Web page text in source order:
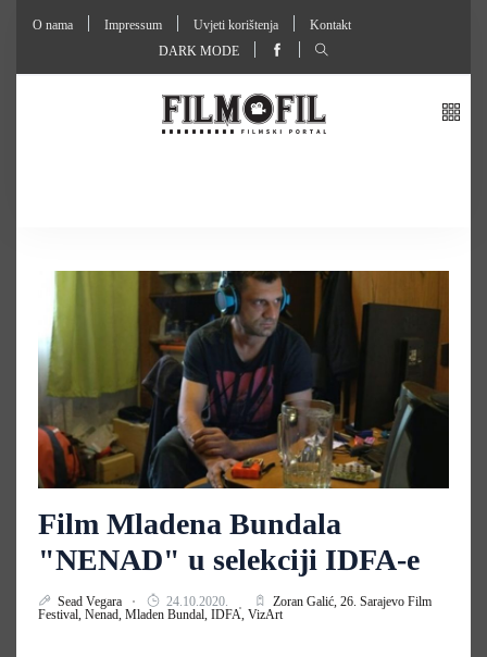
O nama Impressum Uvjeti korištenja
Kontakt
DARK MODE
Film Mladena Bundala
"NENAD" u selekciji IDFA-e
Sead Vegara 24.10.2020. Zoran Galić, 26. Sarajevo Film
Festival, Nenad, Mladen Bundal, IDFA, VizArt